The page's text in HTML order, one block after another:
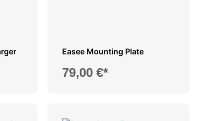
Easee Mounting Plate
79,00 €*